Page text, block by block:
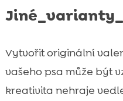
Vytvořit originální
vašeho psa může být
kreativita nehraje